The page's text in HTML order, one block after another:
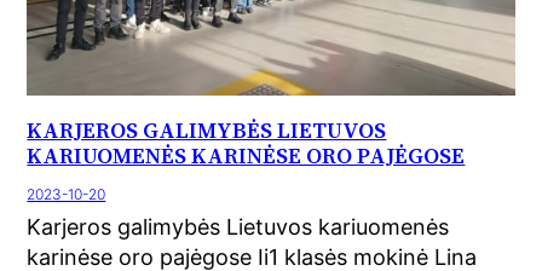
KARJEROS GALIMYBĖS LIETUVOS
KARIUOMENĖS KARINĖSE ORO PAJĖGOSE
2023-10-20
Karjeros galimybės Lietuvos kariuomenės
karinėse oro pajėgose Ii1 klasės mokinė Lina